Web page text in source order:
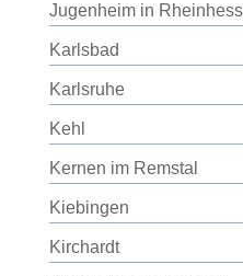
Jugenheim in
Karlsbad
Karlsruhe
Kehl
Kernen im Remstal
Kiebingen
Kirchardt